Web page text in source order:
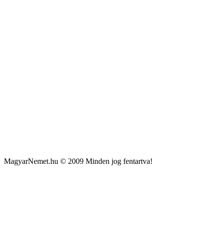
MagyarNemet.hu © 2009 Minden jog fentartva!